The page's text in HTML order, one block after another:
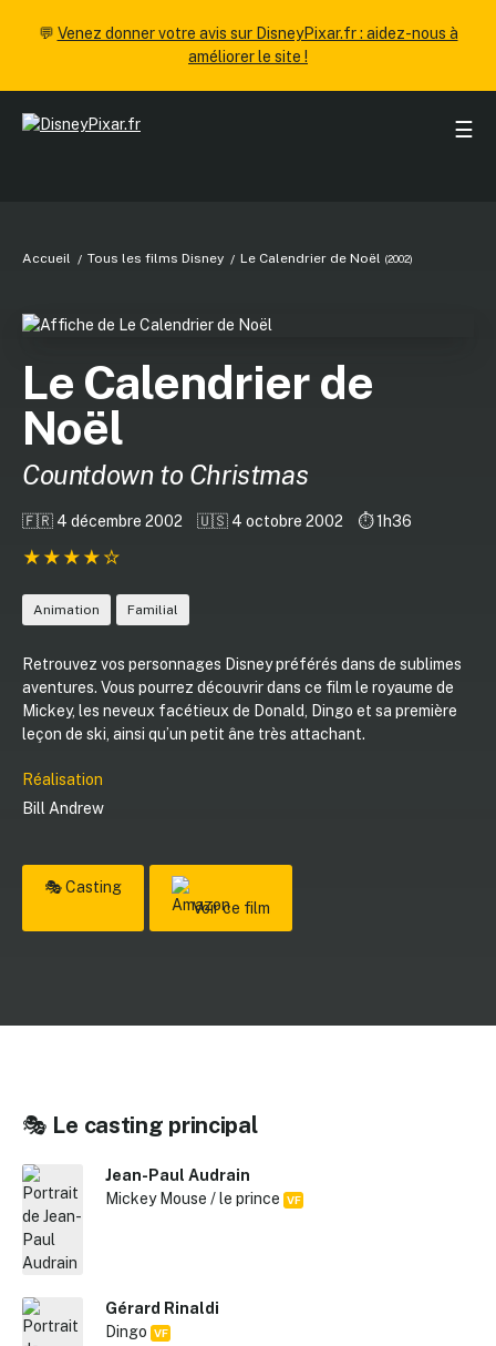
💬 Venez donner votre avis sur DisneyPixar.fr : aidez-nous à
améliorer le site !
☰
Accueil Tous les films Disney Le Calendrier de Noël (2002)
Le Calendrier de
Noël
Countdown to Christmas
🇫🇷 4 décembre 2002 🇺🇸 4 octobre 2002 ⏱️ 1h36
Animation Familial
Retrouvez vos personnages Disney préférés dans de sublimes
aventures. Vous pourrez découvrir dans ce film le royaume de
Mickey, les neveux facétieux de Donald, Dingo et sa première
leçon de ski, ainsi qu’un petit âne très attachant.
Réalisation
Bill Andrew
🎭 Casting
Voir ce film
🎭 Le casting principal
Jean-Paul Audrain
Mickey Mouse / le prince VF
Gérard Rinaldi
Dingo VF